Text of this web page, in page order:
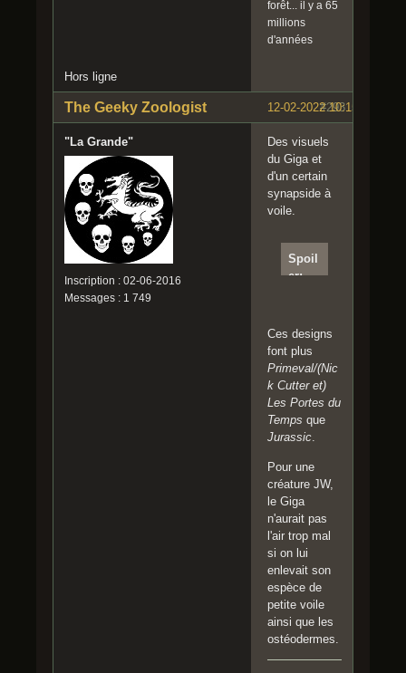
forêt... il y a 65
millions
d'années
Hors ligne
#293
12-02-2022 10:15:16
The Geeky Zoologist
"La Grande"
Inscription : 02-06-2016
Messages : 1 749
Des visuels
du Giga et
d'un certain
synapside à
voile.
Spoil
er:
lire
This
game
includ
es our
first
look
at the
#Dim
etrodo
nand
close
st
look
at the
#Giga
notos
Ces designs
font plus
Primeval/(Nic
k Cutter et)
Les Portes du
Temps que
Jurassic.
Pour une
créature JW,
le Giga
n'aurait pas
l'air trop mal
si on lui
enlevait son
espèce de
petite voile
ainsi que les
ostéodermes.